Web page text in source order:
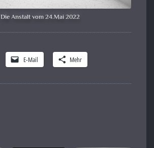
Die Anstalt vom 24.Mai 2022
E-Mail Mehr